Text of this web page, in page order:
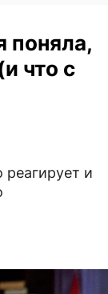
поняла,
что с
реагирует и